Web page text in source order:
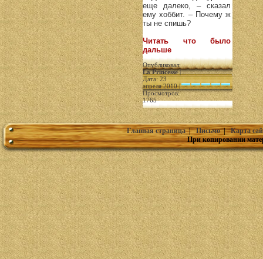
еще далеко, – сказал
ему хоббит. – Почему ж
ты не спишь?
Читать что было
дальше
Опубликовал:
La Princesse|
Дата: 23
апреля 2010 |
Просмотров:
1765
Главная страница|Письмо|Карта
При копировании